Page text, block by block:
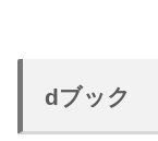
dブック